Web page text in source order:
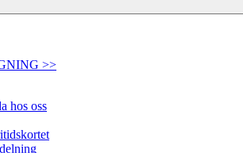
>>
hos oss